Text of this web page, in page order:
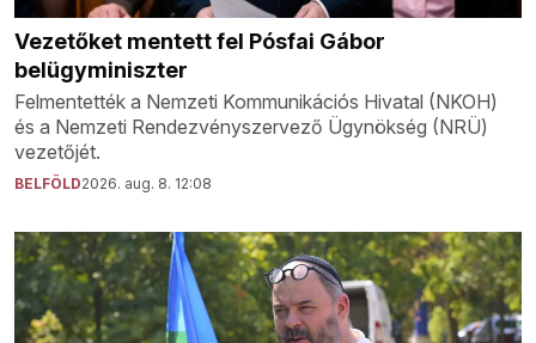
Vezetőket mentett fel Pósfai Gábor
belügyminiszter
Felmentették a Nemzeti Kommunikációs Hivatal (NKOH)
és a Nemzeti Rendezvényszervező Ügynökség (NRÜ)
vezetőjét.
BELFÖLD2026. aug. 8. 12:08